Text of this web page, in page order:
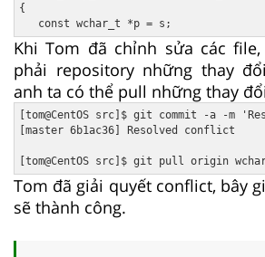
{
Khi Tom đã chỉnh sửa các
phải repository những thay
anh ta có thể pull những thay
[tom@CentOS src]$ git commit -a -m
[master 6b1ac36] Resolved conflict
Tom đã giải quyết conflict, bây
sẽ thành công.